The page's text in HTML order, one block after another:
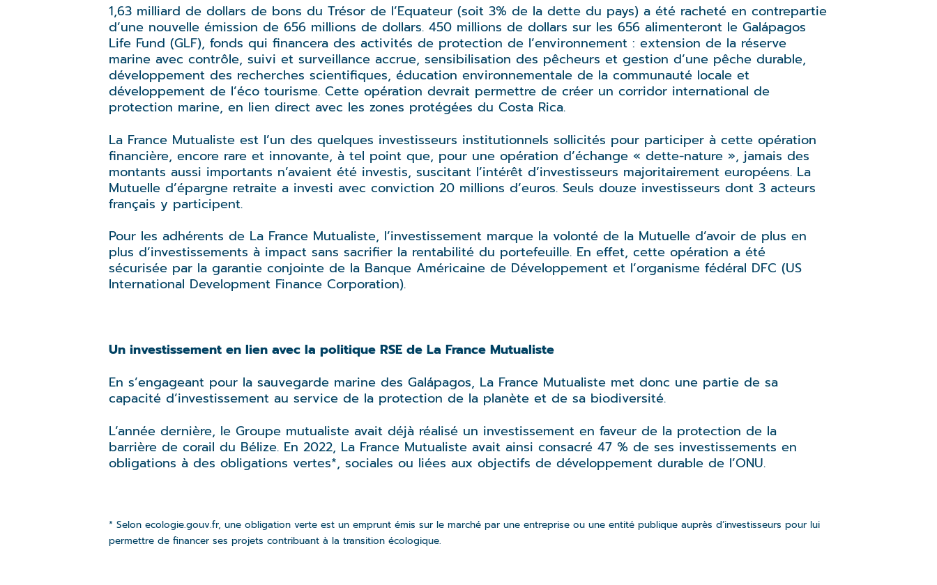
1,63 milliard de dollars de bons du Trésor de l’Equateur (soit 3% de la dette du pays) a été racheté en contrepartie
d’une nouvelle émission de 656 millions de dollars. 450 millions de dollars sur les 656 alimenteront le Galápagos
Life Fund (GLF), fonds qui financera des activités de protection de l’environnement : extension de la réserve
marine avec contrôle, suivi et surveillance accrue, sensibilisation des pêcheurs et gestion d’une pêche durable,
développement des recherches scientifiques, éducation environnementale de la communauté locale et
développement de l’éco tourisme. Cette opération devrait permettre de créer un corridor international de
protection marine, en lien direct avec les zones protégées du Costa Rica.
La France Mutualiste est l’un des quelques investisseurs institutionnels sollicités pour participer à cette opération
financière, encore rare et innovante, à tel point que, pour une opération d’échange « dette-nature », jamais des
montants aussi importants n’avaient été investis, suscitant l’intérêt d’investisseurs majoritairement européens. La
Mutuelle d’épargne retraite a investi avec conviction 20 millions d’euros. Seuls douze investisseurs dont 3 acteurs
français y participent.
Pour les adhérents de La France Mutualiste, l’investissement marque la volonté de la Mutuelle d’avoir de plus en
plus d’investissements à impact sans sacrifier la rentabilité du portefeuille. En effet, cette opération a été
sécurisée par la garantie conjointe de la Banque Américaine de Développement et l’organisme fédéral DFC (US
International Development Finance Corporation).
Un investissement en lien avec la politique RSE de La France Mutualiste
En s’engageant pour la sauvegarde marine des Galápagos, La France Mutualiste met donc une partie de sa
capacité d’investissement au service de la protection de la planète et de sa biodiversité.
L’année dernière, le Groupe mutualiste avait déjà réalisé un investissement en faveur de la protection de la
barrière de corail du Bélize. En 2022, La France Mutualiste avait ainsi consacré 47 % de ses investissements en
obligations à des obligations vertes*, sociales ou liées aux objectifs de développement durable de l’ONU.
* Selon ecologie.gouv.fr, une obligation verte est un emprunt émis sur le marché par une entreprise ou une entité publique auprès d’investisseurs pour lui
permettre de financer ses projets contribuant à la transition écologique.